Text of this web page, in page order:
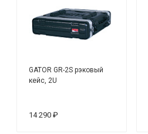
GATOR GR-2S рэковый
кейс, 2U
14 290 ₽